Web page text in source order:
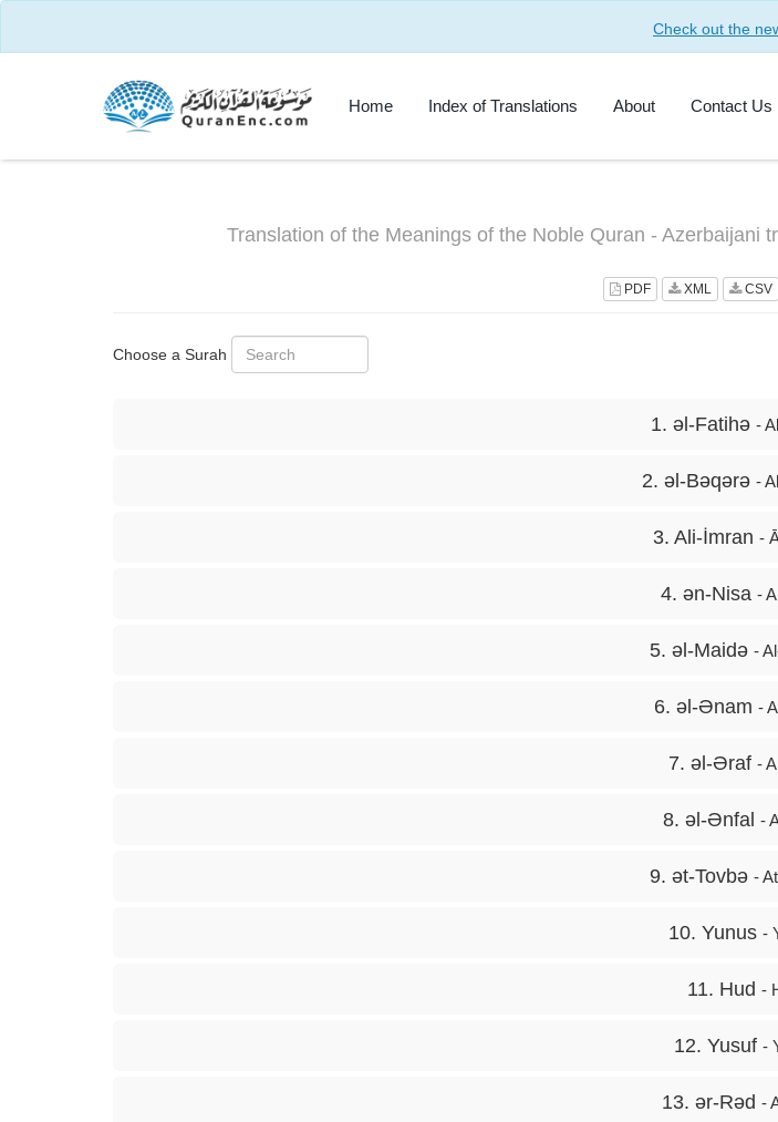
Check out the
Home Index of Translations About Contact Us
Translation of the Meanings of the Noble Quran - Azerbaijani
PDF XML CSV
Choose a Surah
1. əl-Fatihə -
2. əl-Bəqərə -
3. Ali-İmran -
4. ən-Nisa -
5. əl-Maidə -
6. əl-Ənam -
7. əl-Əraf -
8. əl-Ənfal -
9. ət-Tovbə -
10. Yunus -
11. Hud -
12. Yusuf -
13. ər-Rəd -